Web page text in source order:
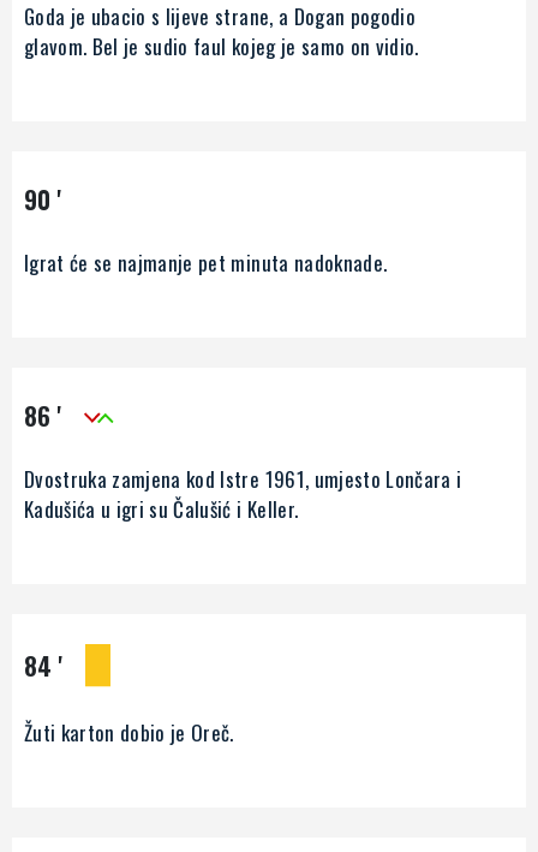
Goda je ubacio s lijeve strane, a Dogan pogodio
glavom. Bel je sudio faul kojeg je samo on vidio.
90 '
Igrat će se najmanje pet minuta nadoknade.
86 '
Dvostruka zamjena kod Istre 1961, umjesto Lončara i
Kadušića u igri su Čalušić i Keller.
84 '
Žuti karton dobio je Oreč.